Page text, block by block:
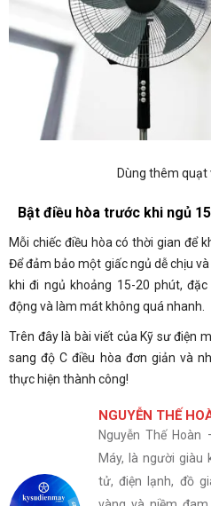
Dùng thêm quạt
Bật điều hòa trước khi ngủ
Mỗi chiếc điều hòa có thời gian để
Để đảm bảo một giấc ngủ dễ chịu
khi đi ngủ khoảng 15-20 phút,
động và làm mát không quá nhanh.
Trên đây là bài viết của Kỹ sư điện
sang độ C điều hòa đơn giản và
thực hiện thành công!
NGUYỄN THẾ
Nguyễn Thế
Máy, là người giàu
tử, điện lạnh, đồ